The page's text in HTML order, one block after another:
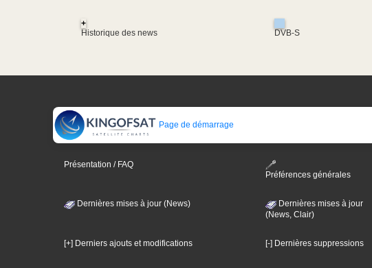
+
Historique des news
DVB-S
Page de démarrage
Présentation / FAQ
Préférences générales
Dernières mises à jour (News)
Dernières mises à jour
(News, Clair)
[+] Derniers ajouts et modifications [-] Dernières suppressions